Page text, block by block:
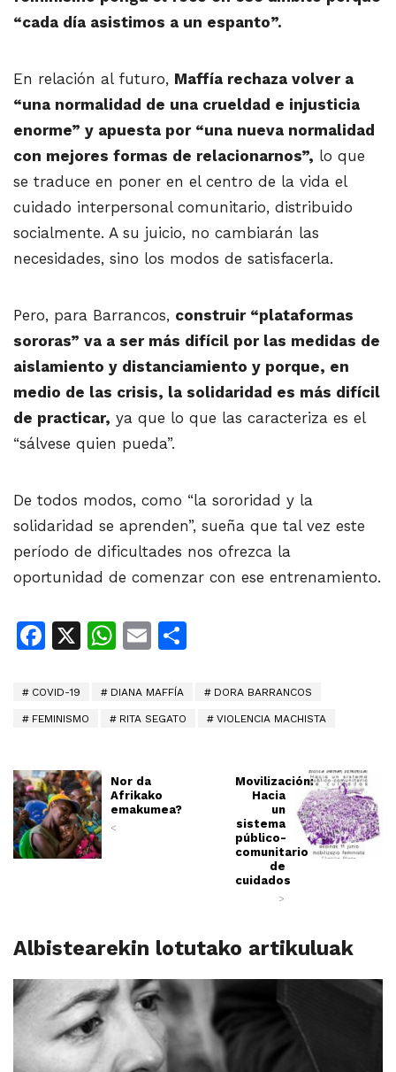
“cada día asistimos a un espanto”.
En relación al futuro, Maffía rechaza volver a
“una normalidad de una crueldad e injusticia
enorme” y apuesta por “una nueva normalidad
con mejores formas de relacionarnos”, lo que
se traduce en poner en el centro de la vida el
cuidado interpersonal comunitario, distribuido
socialmente. A su juicio, no cambiarán las
necesidades, sino los modos de satisfacerla.
Pero, para Barrancos, construir “plataformas
sororas” va a ser más difícil por las medidas de
aislamiento y distanciamiento y porque, en
medio de las crisis, la solidaridad es más difícil
de practicar, ya que lo que las caracteriza es el
“sálvese quien pueda”.
De todos modos, como “la sororidad y la
solidaridad se aprenden”, sueña que tal vez este
período de dificultades nos ofrezca la
oportunidad de comenzar con ese entrenamiento.
Facebook
X WhatsApp
Email
COVID-19 DIANA MAFFÍA DORA BARRANCOS
FEMINISMO RITA SEGATO VIOLENCIA MACHISTA
Nor da
Afrikako
emakumea?
<
Movilización:
Hacia
un
sistema
público-
comunitario
de
cuidados
>
Albistearekin lotutako artikuluak